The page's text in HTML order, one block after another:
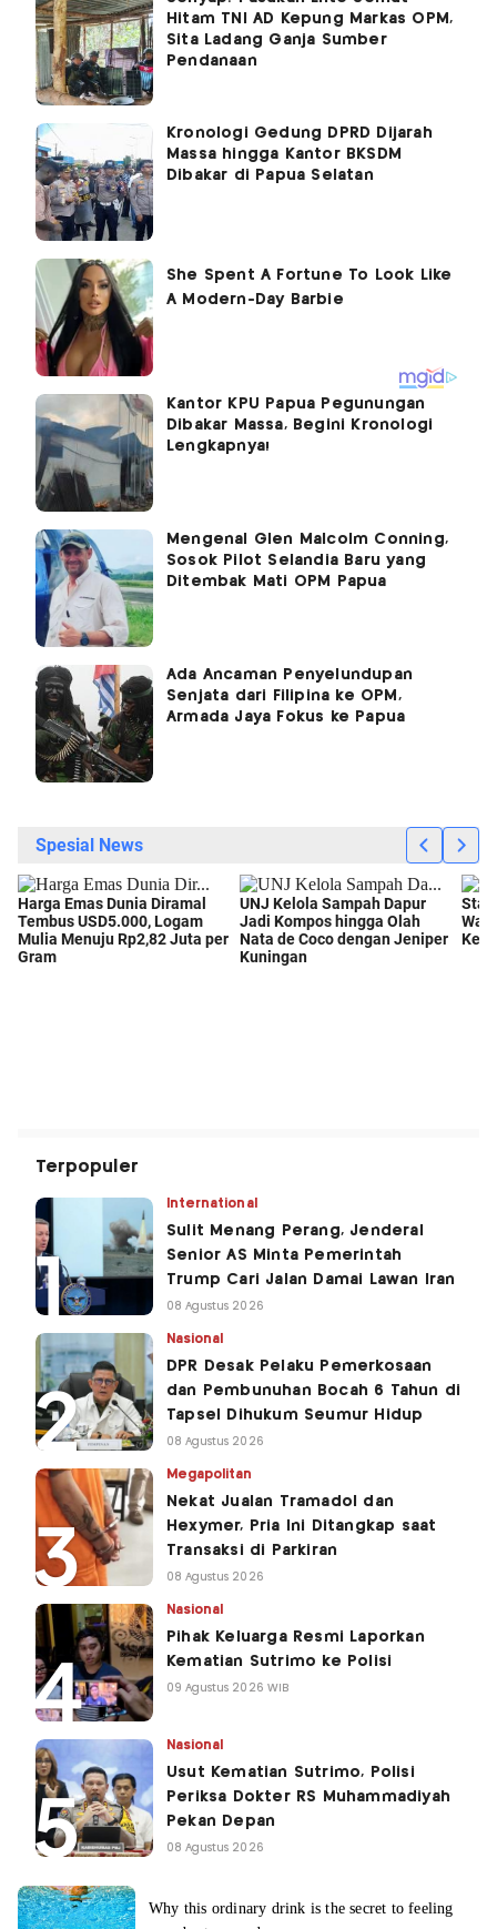
Hitam TNI AD Kepung Markas OPM,
Sita Ladang Ganja Sumber
Pendanaan
Kronologi Gedung DPRD Dijarah
Massa hingga Kantor BKSDM
Dibakar di Papua Selatan
Kantor KPU Papua Pegunungan
Dibakar Massa, Begini Kronologi
Lengkapnya!
Mengenal Glen Malcolm Conning,
Sosok Pilot Selandia Baru yang
Ditembak Mati OPM Papua
Ada Ancaman Penyelundupan
Senjata dari Filipina ke OPM,
Armada Jaya Fokus ke Papua
Terpopuler
International
Sulit Menang Perang, Jenderal
Senior AS Minta Pemerintah
Trump Cari Jalan Damai Lawan Iran
08 Agustus 2026
Nasional
DPR Desak Pelaku Pemerkosaan
dan Pembunuhan Bocah 6 Tahun di
Tapsel Dihukum Seumur Hidup
08 Agustus 2026
Megapolitan
Nekat Jualan Tramadol dan
Hexymer, Pria Ini Ditangkap saat
Transaksi di Parkiran
08 Agustus 2026
Nasional
Pihak Keluarga Resmi Laporkan
Kematian Sutrimo ke Polisi
09 Agustus 2026 WIB
Nasional
Usut Kematian Sutrimo, Polisi
Periksa Dokter RS Muhammadiyah
Pekan Depan
08 Agustus 2026